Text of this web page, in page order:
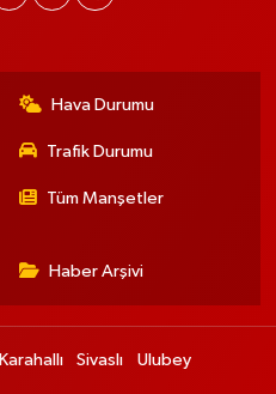
Hava Durumu
Trafik Durumu
Tüm Manşetler
Haber Arşivi
Karahallı Sivaslı Ulubey